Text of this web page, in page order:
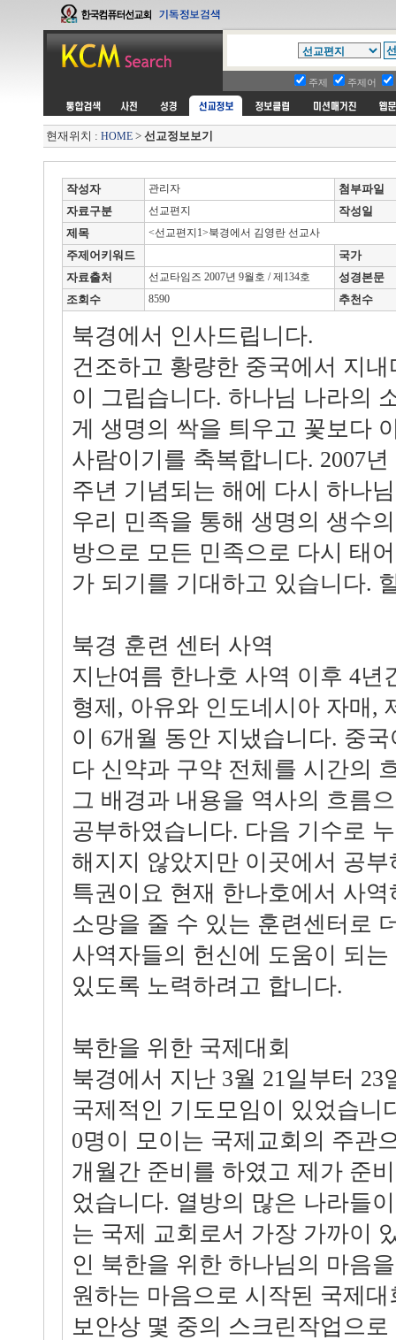
주제 주제어
현재위치 : HOME > 선교정보보기
작성자 관리자
첨부파일
자료구분
선교편지
작성일
제목
<선교편지1>북경에서 김영란 선교사
주제어키워드
국가
자료출처
선교타임즈 2007년 9월호 / 제134호
성경본문
조회수
8590 추천수
북경에서 인사드립니다.
건조하고 황량한 중국에서 지
이 그립습니다. 하나님 나라의
게 생명의 싹을 틔우고 꽃보다
사람이기를 축복합니다. 2007
주년 기념되는 해에 다시 하나
우리 민족을 통해 생명의 생수
방으로 모든 민족으로 다시 태
가 되기를 기대하고 있습니다.
북경 훈련 센터 사역
지난여름 한나호 사역 이후 4년
형제, 아유와 인도네시아 자매,
이 6개월 동안 지냈습니다. 중
다 신약과 구약 전체를 시간의
그 배경과 내용을 역사의 흐름
공부하였습니다. 다음 기수로
해지지 않았지만 이곳에서 공
특권이요 현재 한나호에서 사
소망을 줄 수 있는 훈련센터로
사역자들의 헌신에 도움이 되
있도록 노력하려고 합니다.
북한을 위한 국제대회
북경에서 지난 3월 21일부터 23
국제적인 기도모임이 있었습니
0명이 모이는 국제교회의 주관
개월간 준비를 하였고 제가 준
었습니다. 열방의 많은 나라들
는 국제 교회로서 가장 가까이
인 북한을 위한 하나님의 마음
원하는 마음으로 시작된 국제대
보안상 몇 중의 스크린작업으